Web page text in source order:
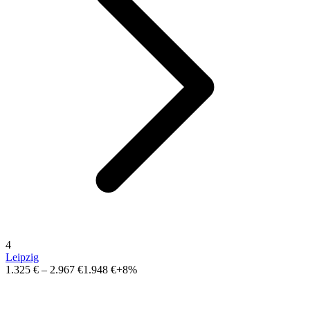
4
Leipzig
1.325 € – 2.967 €1.948 €+8%